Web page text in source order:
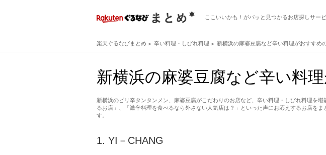
ここいいかも！がパッと見つかるお店探しサー
楽天ぐるなびまとめ 辛い料理・しびれ料理 新横浜の麻婆豆腐など辛い料理がおすすめ
新横浜の麻婆豆腐など辛い料
新横浜のピリ辛タンタンメン、麻婆豆腐がこだわりのお店など、辛い料理・しびれ料理を
るお店」、「激辛料理を食べるなら外さない人気店は？」といった声にお応えするお店を
す。
1. YI－CHANG